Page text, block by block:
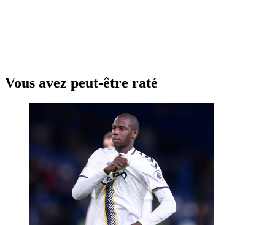
Vous avez peut-être raté